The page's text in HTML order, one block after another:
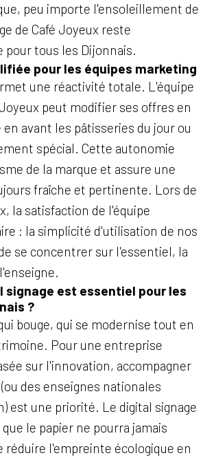
peu importe l'ensoleillement de
de Café Joyeux reste
tous les Dijonnais.
pour les équipes marketing
une réactivité totale. L'équipe
peut modifier ses offres en
avant les pâtisseries du jour ou
spécial. Cette autonomie
de la marque et assure une
fraîche et pertinente. Lors de
la satisfaction de l'équipe
: la simplicité d'utilisation de nos
se concentrer sur l'essentiel, la
signage est essentiel pour les
?
bouge, qui se modernise tout en
Pour une entreprise
sur l'innovation, accompagner
des enseignes nationales
est une priorité. Le digital signage
le papier ne pourra jamais
réduire l'empreinte écologique en